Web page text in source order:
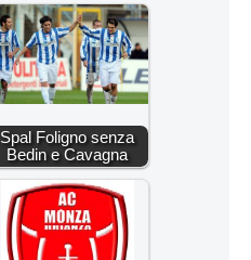
Spal Foligno senza
Bedin e Cavagna